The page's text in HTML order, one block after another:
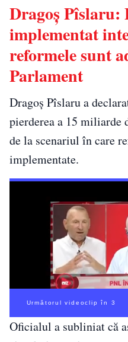
Dragoș Pîslaru:
implementat
reformele sunt
Parlament
Dragoș Pîslaru a
pierderea a 15 miliarde
de la scenariul în care
implementate.
Următorul videoclip în 2
Oficialul a subliniat că